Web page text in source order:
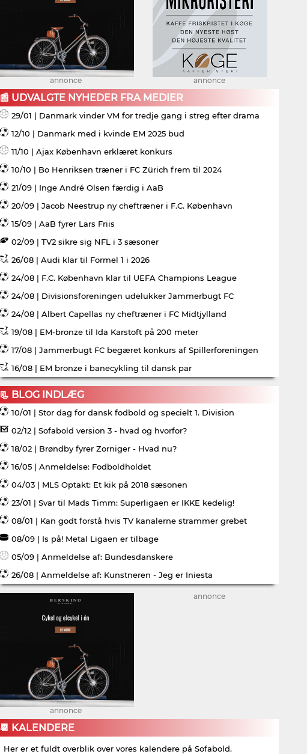
annonce annonce
📰 UDVALGTE NYHEDER FRA MEDIER
29/01 | Danmark vinder VM for tredje gang i streg efter drama
12/10 | Danmark med i kvinde EM 2025 bud
11/10 | Ajax København erklæret konkurs
10/10 | Bo Henriksen træner i FC Zürich frem til 2024
21/09 | Inge André Olsen færdig i AaB
20/09 | Jacob Neestrup ny cheftræner i F.C. København
15/09 | AaB fyrer Lars Friis
02/09 | TV2 sikre sig NFL i 3 sæsoner
26/08 | Audi klar til Formel 1 i 2026
24/08 | F.C. København klar til UEFA Champions League
24/08 | Divisionsforeningen udelukker Jammerbugt FC
24/08 | Albert Capellas ny cheftræner i FC Midtjylland
19/08 | EM-bronze til Ida Karstoft på 200 meter
17/08 | Jammerbugt FC begæret konkurs af Spillerforeningen
16/08 | EM bronze i banecykling til dansk par
📃 BLOG INDLÆG
10/01 | Stor dag for dansk fodbold og specielt 1. Division
02/12 | Sofabold version 3 - hvad og hvorfor?
18/02 | Brøndby fyrer Zorniger - Hvad nu?
16/05 | Anmeldelse: Fodboldholdet
04/03 | MLS Optakt: Et kik på 2018 sæsonen
23/01 | Svar til Mads Timm: Superligaen er IKKE kedelig!
08/01 | Kan godt forstå hvis TV kanalerne strammer grebet
08/09 | Is på! Metal Ligaen er tilbage
05/09 | Anmeldelse af: Bundesdanskere
26/08 | Anmeldelse af: Kunstneren - Jeg er Iniesta
annonce
annonce
📆 KALENDERE
Her er et fuldt overblik over vores kalendere på Sofabold.